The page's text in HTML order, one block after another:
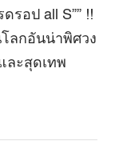
รอป all S”” !!
ลกอันน่าพิศวง
ละสุดเทพ